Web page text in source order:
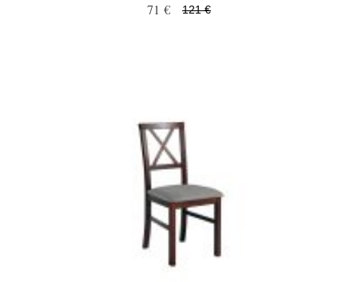
71 € 121 €